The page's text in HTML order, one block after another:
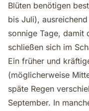
Blüten benötigen
bis Juli),
sonnige Tage,
schließen sich im
Ein früher und
(möglicherweise
späte Regen
September. In